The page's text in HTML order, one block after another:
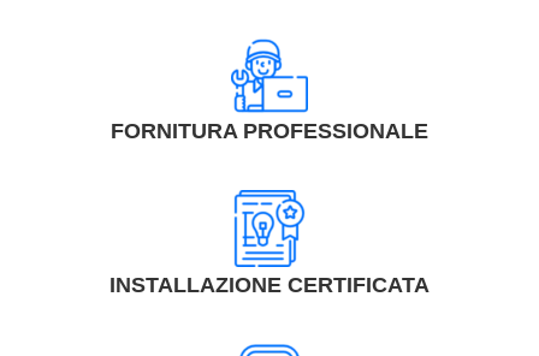
FORNITURA PROFESSIONALE
INSTALLAZIONE CERTIFICATA